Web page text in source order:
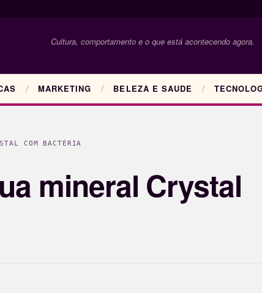
Cultura, comportamento e o que está acontecendo agora.
MARKETING BELEZA E SAUDE
COM BACTÉRIA
mineral Crystal